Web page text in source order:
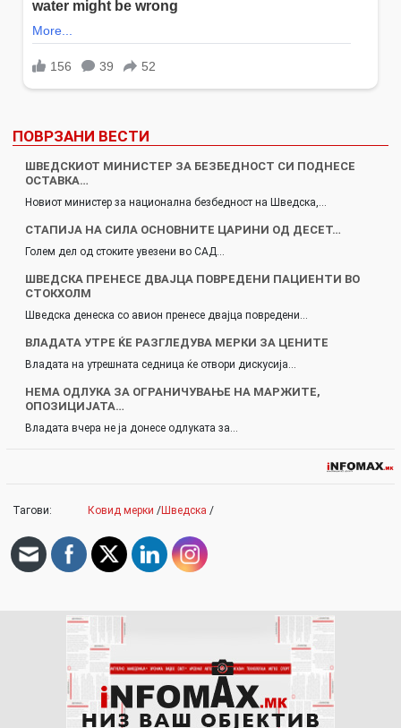
ПОВРЗАНИ ВЕСТИ
ШВЕДСКИОТ МИНИСТЕР ЗА БЕЗБЕДНОСТ СИ ПОДНЕСЕ
ОСТАВКА…
Новиот министер за национална безбедност на Шведска,…
СТАПИЈА НА СИЛА ОСНОВНИТЕ ЦАРИНИ ОД ДЕСЕТ…
Голем дел од стоките увезени во САД…
ШВЕДСКА ПРЕНЕСЕ ДВАЈЦА ПОВРЕДЕНИ ПАЦИЕНТИ ВО
СТОКХОЛМ
Шведска денеска со авион пренесе двајца повредени…
ВЛАДАТА УТРЕ ЌЕ РАЗГЛЕДУВА МЕРКИ ЗА ЦЕНИТЕ
Владата на утрешната седница ќе отвори дискусија…
НЕМА ОДЛУКА ЗА ОГРАНИЧУВАЊЕ НА МАРЖИТЕ,
ОПОЗИЦИЈАТА…
Владата вчера не ја донесе одлуката за…
Тагови: Ковид мерки /Шведска /